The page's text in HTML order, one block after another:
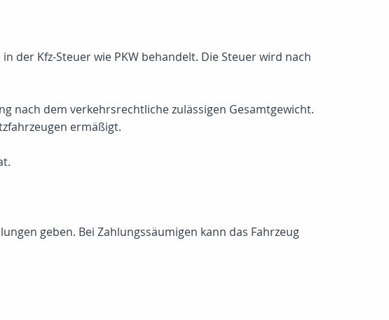
der Kfz-Steuer wie PKW behandelt. Die Steuer wird nach
nach dem verkehrsrechtliche zulässigen Gesamtgewicht.
ermäßigt.
geben. Bei Zahlungssäumigen kann das Fahrzeug